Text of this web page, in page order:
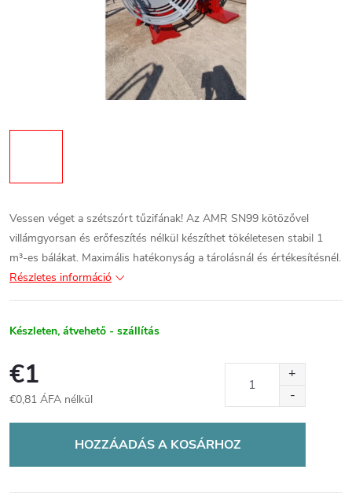
Vessen véget a szétszórt tűzifának! Az AMR SN99 kötözővel
villámgyorsan és erőfeszítés nélkül készíthet tökéletesen stabil 1
m³-es bálákat. Maximális hatékonyság a tárolásnál és értékesítésnél.
Részletes információ
Készleten, átvehető - szállítás
€1
€0,81 ÁFA nélkül
HOZZÁADÁS A KOSÁRHOZ